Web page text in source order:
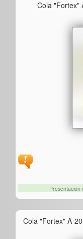
Cola "fortex"
Presentación
Cola "fortex" A-